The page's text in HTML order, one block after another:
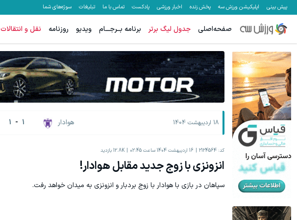
پیش بینی اپلیکیشن ورزش سه پخش زنده اخبار ورزشی پادکست تماس با ما تبلیغات سوژه‌های شما
صفحه‌اصلی جدول لیگ برتر برنامه بــرجـــام ویدیو روزنامه نقل و انتقالات
18 اردیبهشت 1404 هوادار 1
-
1
کد: 2124564 16 اردیبهشت 1404 ساعت 02:45 12.8K بازدید
انزونزی با زوج جدید مقابل هوادار!
سپاهان در بازی با هوادار با زوج بردبار و انزونزی به میدان خواهد رفت.